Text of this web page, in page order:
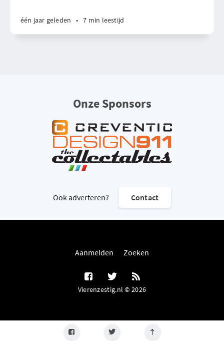
één jaar geleden • 7 min leestijd
Onze Sponsors
Ook adverteren? Contact
Aanmelden Zoeken
Vierenzestig.nl © 2026